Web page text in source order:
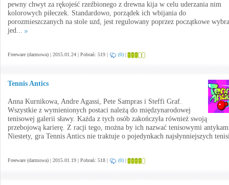
pewny chwyt za rękojeść rzeźbionego z drewna kija w celu uderzania nim
kolorowych piłeczek. Standardowo, porządek ich wbijania do
porozmieszczanych na stole uzd, jest regulowany poprzez początkowe
jed...
Freeware (darmowa) | 2015.01.24 | Pobrań: 519 | (0) |
Tennis Antics
Anna Kurnikowa, Andre Agassi, Pete Sampras i Steffi Graf.
Wszystkie z wymienionych postaci należą do międzynarodowej
tenisowej galerii sławy. Każda z tych osób zakończyła również swoją
przebojową karierę. Z racji tego, można by ich nazwać tenisowymi
Niestety, gra Tennis Antics nie traktuje o pojedynkach najsłynniejszych
Freeware (darmowa) | 2015.01.19 | Pobrań: 518 | (0) |